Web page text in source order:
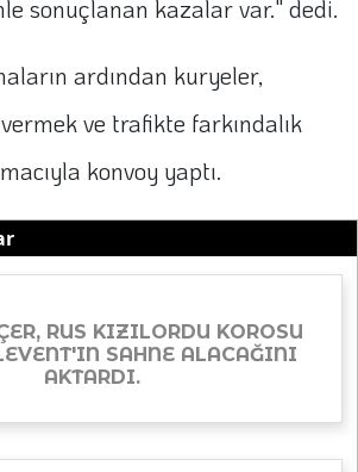
sonuçlanan kazalar var." dedi.
ardından kuryeler,
ve trafikte farkındalık
konvoy yaptı.
RUS KIZILORDU KOROSU
SAHNE ALACAĞINI
AKTARDI.